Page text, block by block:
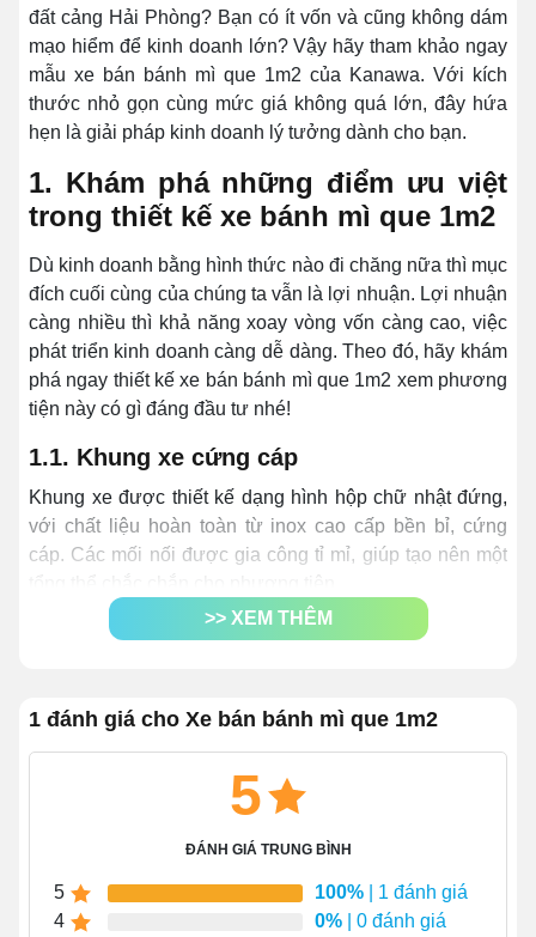
đất cảng Hải Phòng? Bạn có ít vốn và cũng không dám
mạo hiểm để kinh doanh lớn? Vậy hãy tham khảo ngay
mẫu xe bán bánh mì que 1m2 của Kanawa. Với kích
thước nhỏ gọn cùng mức giá không quá lớn, đây hứa
hẹn là giải pháp kinh doanh lý tưởng dành cho bạn.
1. Khám phá những điểm ưu việt
trong thiết kế xe bánh mì que 1m2
Dù kinh doanh bằng hình thức nào đi chăng nữa thì mục
đích cuối cùng của chúng ta vẫn là lợi nhuận. Lợi nhuận
càng nhiều thì khả năng xoay vòng vốn càng cao, việc
phát triển kinh doanh càng dễ dàng. Theo đó, hãy khám
phá ngay thiết kế xe bán bánh mì que 1m2 xem phương
tiện này có gì đáng đầu tư nhé!
1.1. Khung xe cứng cáp
Khung xe được thiết kế dạng hình hộp chữ nhật đứng,
với chất liệu hoàn toàn từ inox cao cấp bền bỉ, cứng
cáp. Các mối nối được gia công tỉ mỉ, giúp tạo nên một
>> XEM THÊM
1 đánh giá cho Xe bán bánh mì que 1m2
5
ĐÁNH GIÁ TRUNG BÌNH
5 100% | 1 đánh giá
4
0% | 0 đánh giá